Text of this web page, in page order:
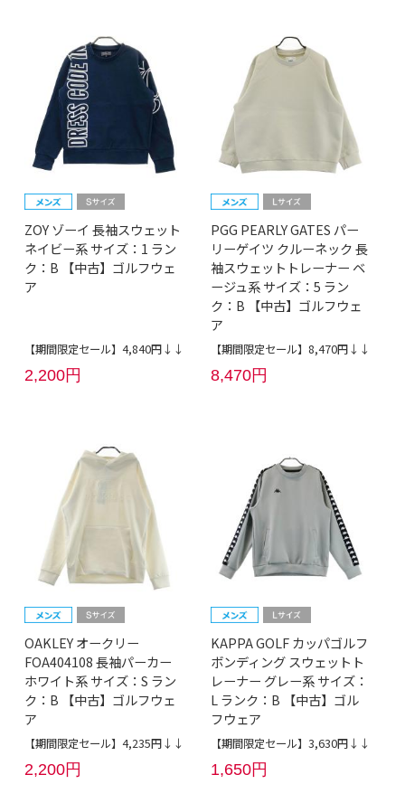
ZOY ゾーイ 長袖スウェット
ネイビー系 サイズ：1 ラン
ク：B 【中古】ゴルフウェ
ア
【期間限定セール】4,840円↓↓
2,200円
PGG PEARLY GATES パー
リーゲイツ クルーネック 長
袖スウェットトレーナー ベ
ージュ系 サイズ：5 ラン
ク：B 【中古】ゴルフウェ
ア
【期間限定セール】8,470円↓↓
8,470円
OAKLEY オークリー
FOA404108 長袖パーカー
ホワイト系 サイズ：S ラン
ク：B 【中古】ゴルフウェ
ア
【期間限定セール】4,235円↓↓
2,200円
KAPPA GOLF カッパゴルフ
ボンディング スウェットト
レーナー グレー系 サイズ：
L ランク：B 【中古】ゴル
フウェア
【期間限定セール】3,630円↓↓
1,650円